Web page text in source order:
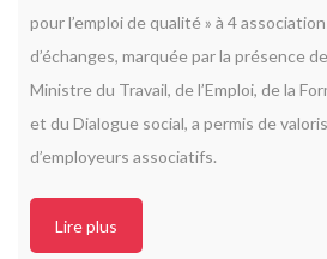
pour l’emploi de qualité » à 4
d’échanges, marquée par la présence
Ministre du Travail, de l’Emploi, de la
et du Dialogue social, a permis de
d’employeurs associatifs.
Lire plus